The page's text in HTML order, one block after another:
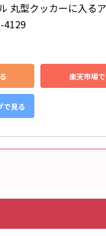
丸型クッカーに入る
4129
楽天市場
で見る